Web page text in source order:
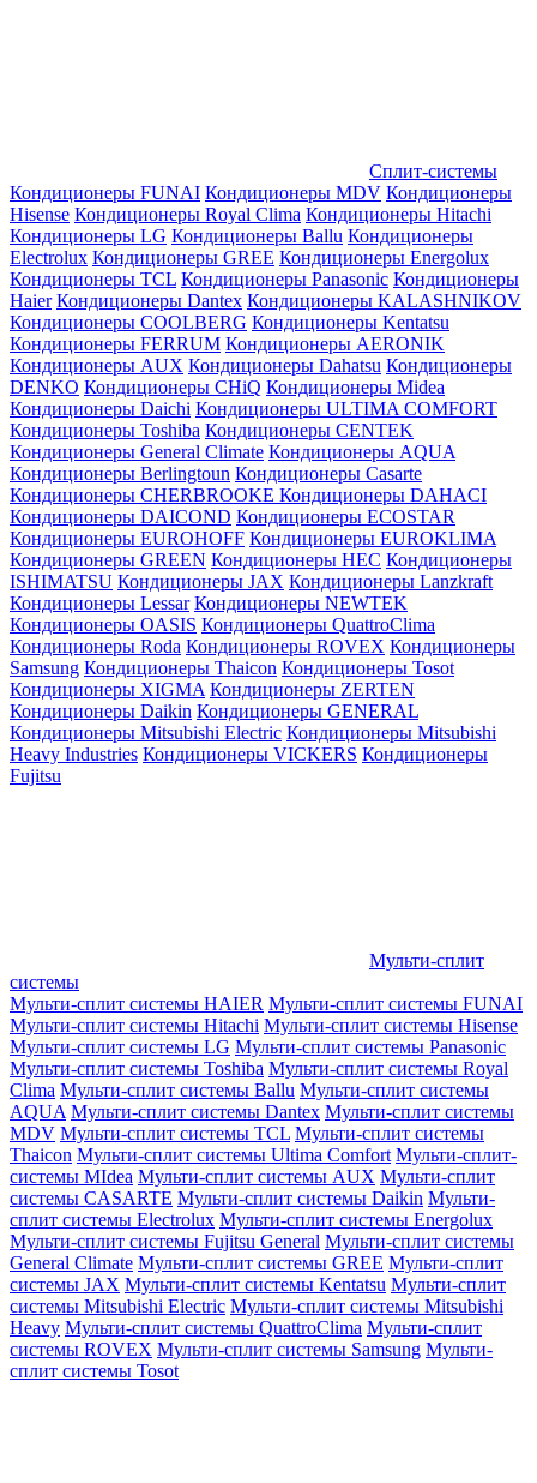
Сплит-системы
Кондиционеры FUNAI Кондиционеры MDV Кондиционеры
Hisense Кондиционеры Royal Clima Кондиционеры Hitachi
Кондиционеры LG Кондиционеры Ballu Кондиционеры
Electrolux Кондиционеры GREE Кондиционеры Energolux
Кондиционеры TCL Кондиционеры Panasonic Кондиционеры
Haier Кондиционеры Dantex Кондиционеры KALASHNIKOV
Кондиционеры СOOLBERG Кондиционеры Kentatsu
Кондиционеры FERRUM Кондиционеры AERONIK
Кондиционеры AUX Кондиционеры Dahatsu Кондиционеры
DENKO Кондиционеры CHiQ Кондиционеры Midea
Кондиционеры Daichi Кондиционеры ULTIMA COMFORT
Кондиционеры Toshiba Кондиционеры CENTEK
Кондиционеры General Climate Кондиционеры AQUA
Кондиционеры Berlingtoun Кондиционеры Casarte
Кондиционеры CHERBROOKE Кондиционеры DAHACI
Кондиционеры DAICOND Кондиционеры ECOSTAR
Кондиционеры EUROHOFF Кондиционеры EUROKLIMA
Кондиционеры GREEN Кондиционеры HEC Кондиционеры
ISHIMATSU Кондиционеры JAX Кондиционеры Lanzkraft
Кондиционеры Lessar Кондиционеры NEWTEK
Кондиционеры OASIS Кондиционеры QuattroClima
Кондиционеры Roda Кондиционеры ROVEX Кондиционеры
Samsung Кондиционеры Thaicon Кондиционеры Tosot
Кондиционеры XIGMA Кондиционеры ZERTEN
Кондиционеры Daikin Кондиционеры GENERAL
Кондиционеры Mitsubishi Electric Кондиционеры Mitsubishi
Heavy Industries Кондиционеры VICKERS Кондиционеры
Fujitsu
Мульти-сплит
системы
Мульти-сплит системы HAIER Мульти-сплит системы FUNAI
Мульти-сплит системы Hitachi Мульти-сплит системы Hisense
Мульти-сплит системы LG Мульти-сплит системы Panasonic
Мульти-сплит системы Toshiba Мульти-сплит системы Royal
Clima Мульти-сплит системы Ballu Мульти-сплит системы
AQUA Мульти-сплит системы Dantex Мульти-сплит системы
MDV Мульти-сплит системы TCL Мульти-сплит системы
Thaicon Мульти-сплит системы Ultima Comfort Мульти-сплит-
системы MIdea Мульти-сплит системы AUX Мульти-сплит
системы CASARTE Мульти-сплит системы Daikin Мульти-
сплит системы Electrolux Мульти-сплит системы Energolux
Мульти-сплит системы Fujitsu General Мульти-сплит системы
General Climate Мульти-сплит системы GREE Мульти-сплит
системы JAX Мульти-сплит системы Kentatsu Мульти-сплит
системы Mitsubishi Electric Мульти-сплит системы Mitsubishi
Heavy Мульти-сплит системы QuattroClima Мульти-сплит
системы ROVEX Мульти-сплит системы Samsung Мульти-
сплит системы Tosot